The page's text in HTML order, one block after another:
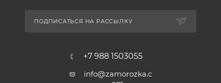
ПОДПИСАТЬСЯ НА РАССЫЛКУ
+7 988 1503055
info@zamorozka.c